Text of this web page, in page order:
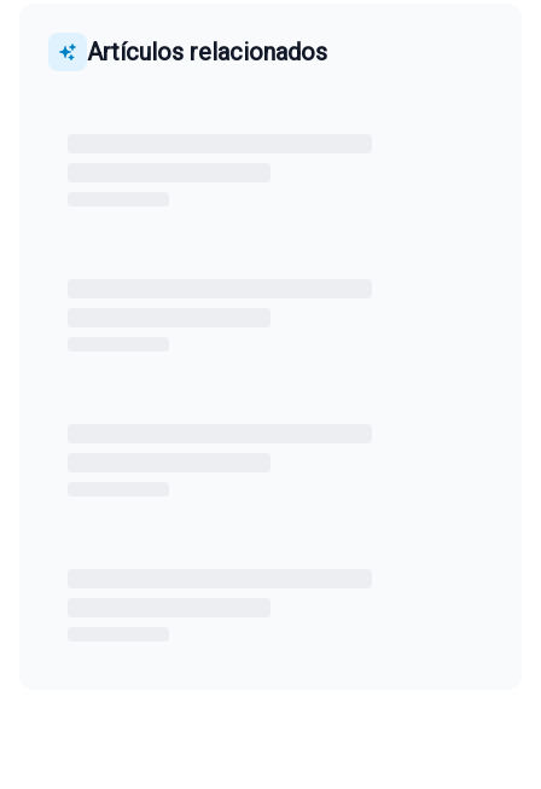
Artículos relacionados